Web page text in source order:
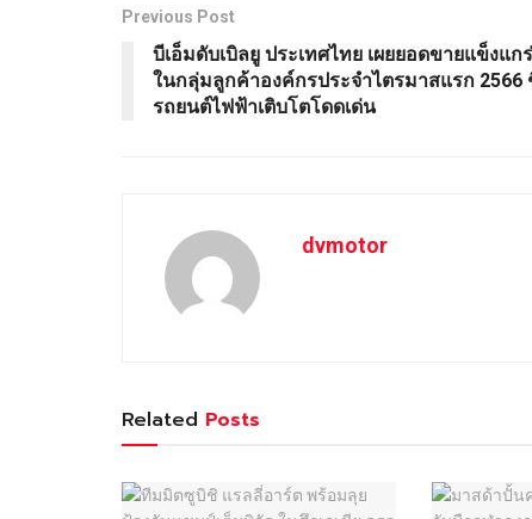
Previous Post
บีเอ็มดับเบิลยู ประเทศไทย เผยยอดขายแข็งแก
ในกลุ่มลูกค้าองค์กรประจำไตรมาสแรก 2566
รถยนต์ไฟฟ้าเติบโตโดดเด่น
dvmotor
Related Posts